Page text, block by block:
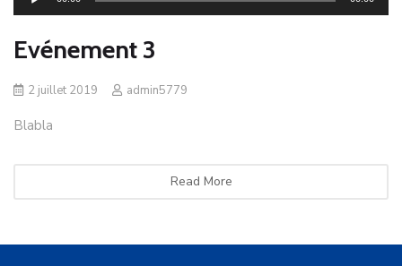
audio
Evénement 3
2 juillet 2019 admin5779
Blabla
Read More